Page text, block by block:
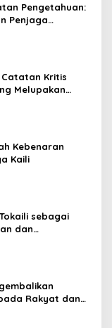
Pengetahuan:
Penjaga
Kritis
Melupakan
Kebenaran
Kaili
sebagai
dan
Rakyat dan